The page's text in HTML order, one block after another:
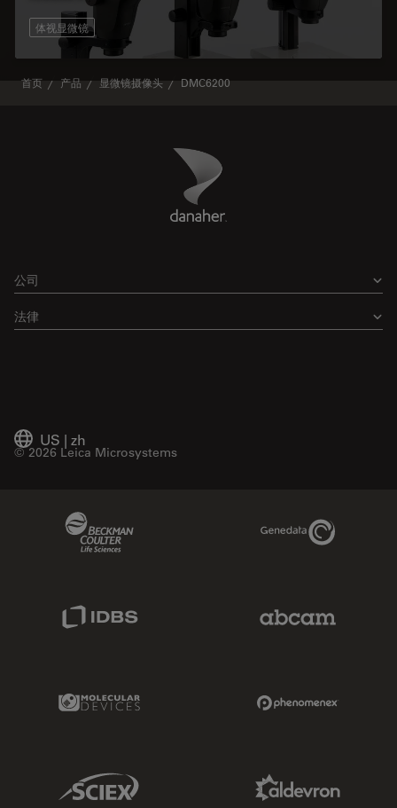
体视显微镜
首页 产品 显微镜摄像头 DMC6200
Danaher Logo
公司
法律
US | zh
© 2026 Leica Microsystems
Genedata Link
Molecular Devices Link
Sciex Link